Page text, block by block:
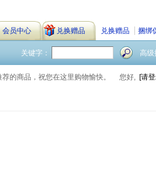
会员中心 兑换赠品 兑换赠品 捆绑
关键字： 高级
的商品，祝您在这里购物愉快。 您好, [请